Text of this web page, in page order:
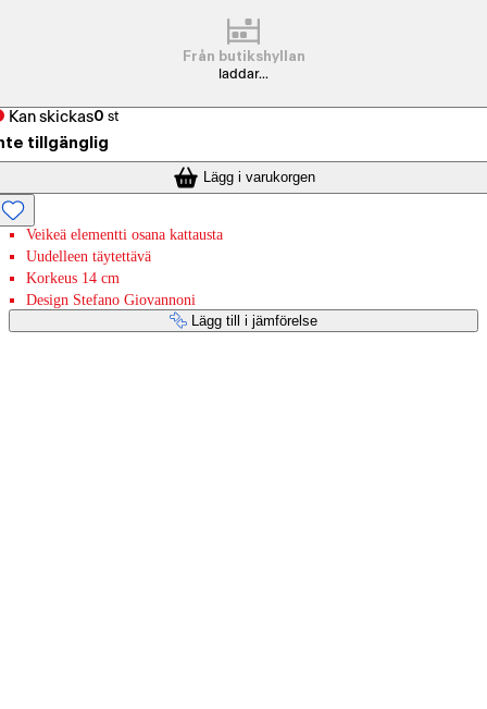
Från butikshyllan
laddar...
Kan skickas0 st
tillgänglig
Lägg i varukorgen
Veikeä elementti osana kattausta
Uudelleen täytettävä
Korkeus 14 cm
Design Stefano Giovannoni
Lägg till i jämförelse